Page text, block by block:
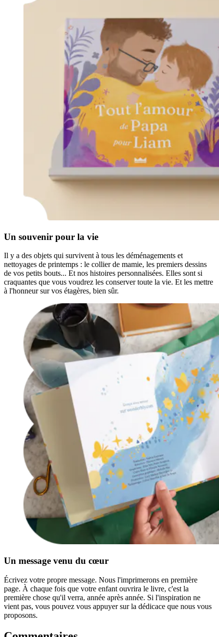
Un souvenir pour la vie
Il y a des objets qui survivent à tous les déménagements et
nettoyages de printemps : le collier de mamie, les premiers dessins
de vos petits bouts... Et nos histoires personnalisées. Elles sont si
craquantes que vous voudrez les conserver toute la vie. Et les mettre
à l'honneur sur vos étagères, bien sûr.
Un message venu du cœur
Écrivez votre propre message. Nous l'imprimerons en première
page. À chaque fois que votre enfant ouvrira le livre, c'est la
première chose qu'il verra, année après année. Si l'inspiration ne
vient pas, vous pouvez vous appuyer sur la dédicace que nous vous
proposons.